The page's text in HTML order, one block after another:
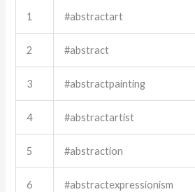
1 #abstractart
2 #abstract
3 #abstractpainting
4 #abstractartist
5 #abstraction
6 #abstractexpressionism